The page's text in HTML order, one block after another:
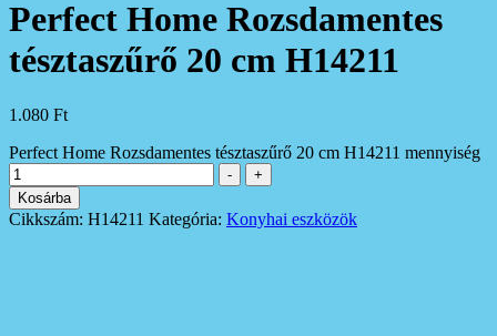
Perfect Home Rozsdamentes
tésztaszűrő 20 cm H14211
1.080 Ft
Perfect Home Rozsdamentes tésztaszűrő 20 cm H14211 mennyiség
-
+
Kosárba
Cikkszám: H14211 Kategória: Konyhai eszközök